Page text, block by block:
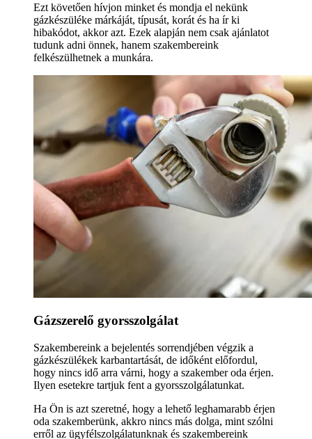
Ezt követően hívjon minket és mondja el nekünk
gázkészüléke márkáját, típusát, korát és ha ír ki
hibakódot, akkor azt. Ezek alapján nem csak ajánlatot
tudunk adni önnek, hanem szakembereink
felkészülhetnek a munkára.
Gázszerelő gyorsszolgálat
Szakembereink a bejelentés sorrendjében végzik a
gázkészülékek karbantartását, de időként előfordul,
hogy nincs idő arra várni, hogy a szakember oda érjen.
Ilyen esetekre tartjuk fent a gyorsszolgálatunkat.
Ha Ön is azt szeretné, hogy a lehető leghamarabb érjen
oda szakemberünk, akkro nincs más dolga, mint szólni
erről az ügyfélszolgálatunknak és szakembereink